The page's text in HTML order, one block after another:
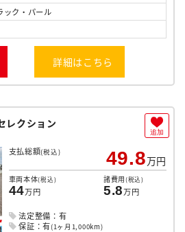
ック・パール
詳細はこちら
クション
支払総額(税込) 49.8万円
車両本体(税込)
44万円
諸費用(税込)
5.8万円
法定整備：有
保証：有(1ヶ月1,000km)
追加